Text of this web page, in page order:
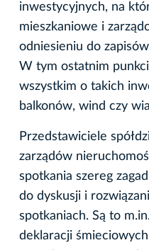
inwestycyjnych, na
mieszkaniowe i
odniesieniu do
W tym ostatnim
wszystkim o takich
balkonów, wind czy
Przedstawiciele
zarządów
spotkania szereg
do dyskusji i
spotkaniach. Są to
deklaracji